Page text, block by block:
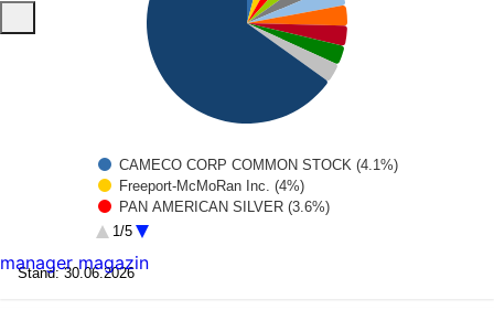
CAMECO CORP COMMON STOCK (4.1%)
Freeport-McMoRan Inc. (4%)
PAN AMERICAN SILVER (3.6%)
ALCOA (3.5%)
Glencore Plc (3.4%)
1/5
Stand: 30.06.2026
manager magazin